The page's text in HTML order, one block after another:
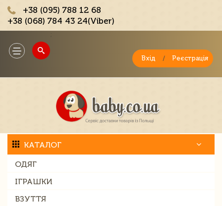
+38 (095) 788 12 68
+38 (068) 784 43 24(Viber)
Toggle
navigation
Вхід / Реєстрація
КАТАЛОГ
ОДЯГ
ІГРАШКИ
ВЗУТТЯ